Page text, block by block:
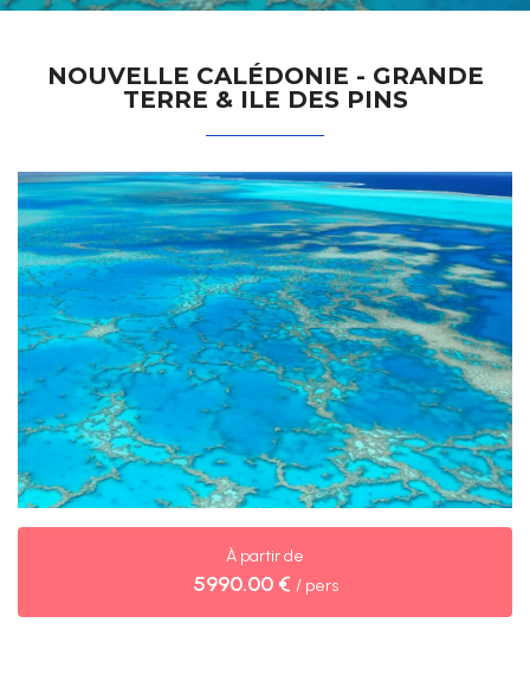
NOUVELLE CALÉDONIE - GRANDE
TERRE & ILE DES PINS
À partir de
5990.00 € / pers